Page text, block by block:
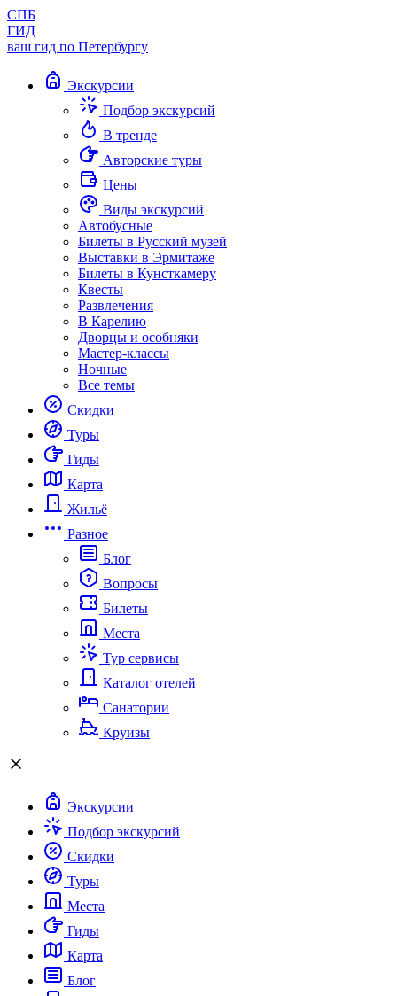
СПБ
ГИД
ваш гид по Петербургу
Экскурсии
Подбор экскурсий
В тренде
Авторские туры
Цены
Виды экскурсий
Автобусные
Билеты в Русский музей
Выставки в Эрмитаже
Билеты в Кунсткамеру
Квесты
Развлечения
В Карелию
Дворцы и особняки
Мастер-классы
Ночные
Все темы
Скидки
Туры
Гиды
Карта
Жильё
Разное
Блог
Вопросы
Билеты
Места
Тур сервисы
Каталог отелей
Санатории
Круизы
Экскурсии
Подбор экскурсий
Скидки
Туры
Места
Гиды
Карта
Блог